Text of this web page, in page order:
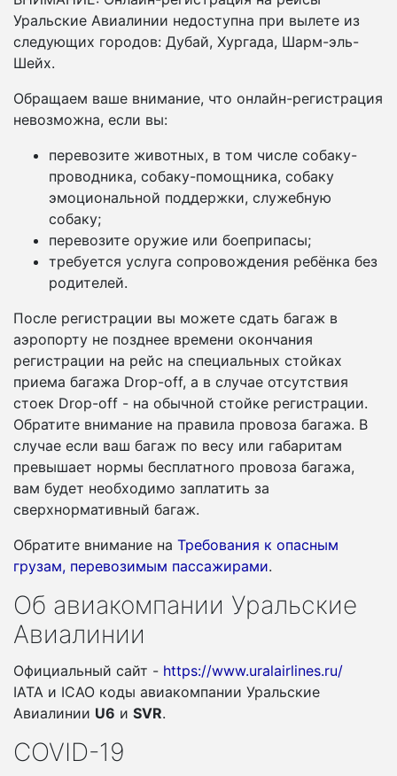
Уральские Авиалинии недоступна при вылете из
следующих городов: Дубай, Хургада, Шарм-эль-
Шейх.
Обращаем ваше внимание, что онлайн-регистрация
невозможна, если вы:
перевозите животных, в том числе собаку-
проводника, собаку-помощника, собаку
эмоциональной поддержки, служебную
собаку;
перевозите оружие или боеприпасы;
требуется услуга сопровождения ребёнка без
родителей.
После регистрации вы можете сдать багаж в
аэропорту не позднее времени окончания
регистрации на рейс на специальных стойках
приема багажа Drop-off, а в случае отсутствия
стоек Drop-off - на обычной стойке регистрации.
Обратите внимание на правила провоза багажа. В
случае если ваш багаж по весу или габаритам
превышает нормы бесплатного провоза багажа,
вам будет необходимо заплатить за
сверхнормативный багаж.
Обратите внимание на Требования к опасным
грузам, перевозимым пассажирами.
Об авиакомпании Уральские
Авиалинии
Официальный сайт - https://www.uralairlines.ru/
IATA и ICAO коды авиакомпании Уральские
Авиалинии U6 и SVR.
COVID-19